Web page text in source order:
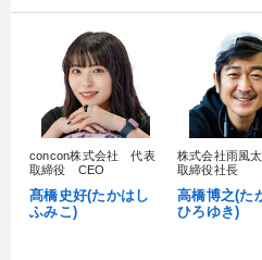
concon株式会社 代表
取締役 CEO
髙橋史好(たかはし
ふみこ)
株式会社雨風
取締役社長
高橋博之(た
ひろゆき)